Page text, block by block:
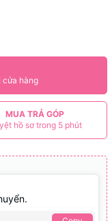
cửa hàng
MUA TRẢ GÓP
hồ sơ trong 5 phút